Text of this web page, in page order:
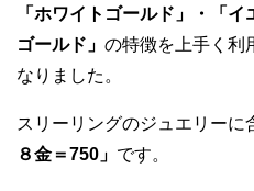
「ホワイトゴールド」・「
ゴールド」 の特徴を上手く利
なりました。
スリーリングのジュエリーに
８金＝750」 です。